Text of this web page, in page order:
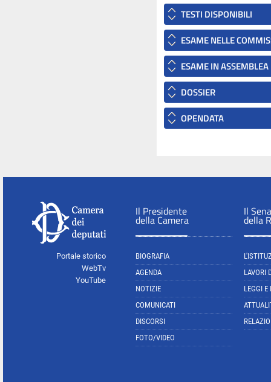
TESTI DISPONIBILI
ESAME NELLE
ESAME IN ASSEMBLEA
DOSSIER
OPENDATA
Portale storico
WebTv
YouTube
Il Presidente
della Camera
BIOGRAFIA
AGENDA
NOTIZIE
COMUNICATI
DISCORSI
FOTO/VIDEO
Il
della
LAVORI
LEGGI E